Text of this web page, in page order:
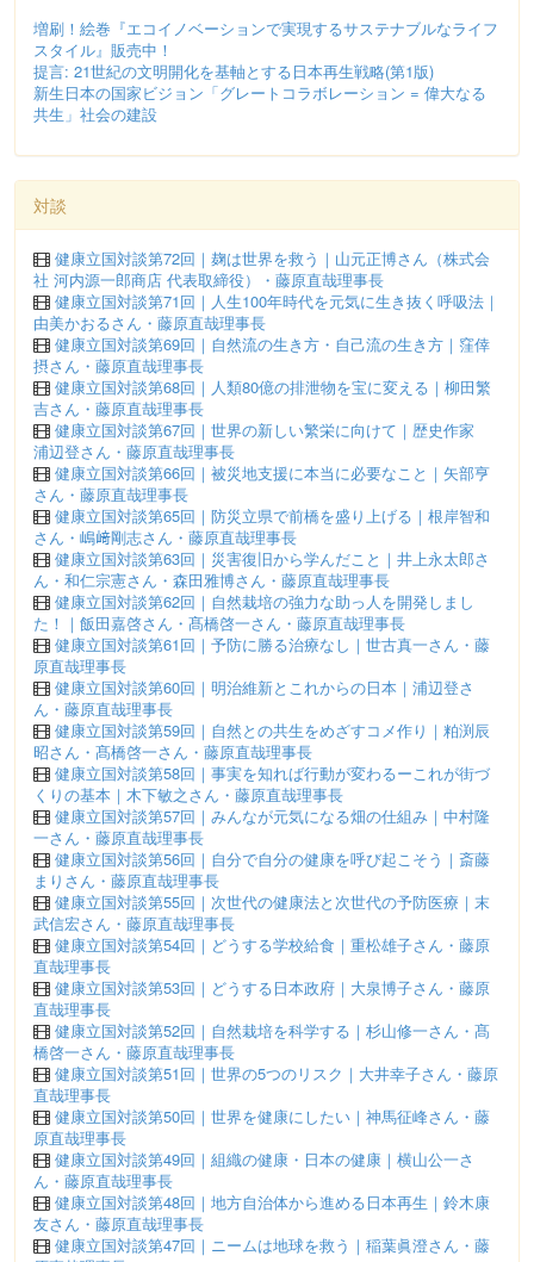
増刷！絵巻『エコイノベーションで実現するサステナブルなライフ
スタイル』販売中！
提言: 21世紀の文明開化を基軸とする日本再生戦略(第1版)
新生日本の国家ビジョン「グレートコラボレーション = 偉大なる
共生」社会の建設
対談
健康立国対談第72回｜麹は世界を救う｜山元正博さん（株式会
社 河内源一郎商店 代表取締役）・藤原直哉理事長
健康立国対談第71回｜人生100年時代を元気に生き抜く呼吸法｜
由美かおるさん・藤原直哉理事長
健康立国対談第69回｜自然流の生き方・自己流の生き方｜窪倖
摂さん・藤原直哉理事長
健康立国対談第68回｜人類80億の排泄物を宝に変える｜柳田繁
吉さん・藤原直哉理事長
健康立国対談第67回｜世界の新しい繁栄に向けて｜歴史作家
浦辺登さん・藤原直哉理事長
健康立国対談第66回｜被災地支援に本当に必要なこと｜矢部亨
さん・藤原直哉理事長
健康立国対談第65回｜防災立県で前橋を盛り上げる｜根岸智和
さん・嶋﨑剛志さん・藤原直哉理事長
健康立国対談第63回｜災害復旧から学んだこと｜井上永太郎さ
ん・和仁宗憲さん・森田雅博さん・藤原直哉理事長
健康立国対談第62回｜自然栽培の強力な助っ人を開発しまし
た！｜飯田嘉啓さん・髙橋啓一さん・藤原直哉理事長
健康立国対談第61回｜予防に勝る治療なし｜世古真一さん・藤
原直哉理事長
健康立国対談第60回｜明治維新とこれからの日本｜浦辺登さ
ん・藤原直哉理事長
健康立国対談第59回｜自然との共生をめざすコメ作り｜粕渕辰
昭さん・髙橋啓一さん・藤原直哉理事長
健康立国対談第58回｜事実を知れば行動が変わるーこれが街づ
くりの基本｜木下敏之さん・藤原直哉理事長
健康立国対談第57回｜みんなが元気になる畑の仕組み｜中村隆
一さん・藤原直哉理事長
健康立国対談第56回｜自分で自分の健康を呼び起こそう｜斎藤
まりさん・藤原直哉理事長
健康立国対談第55回｜次世代の健康法と次世代の予防医療｜末
武信宏さん・藤原直哉理事長
健康立国対談第54回｜どうする学校給食｜重松雄子さん・藤原
直哉理事長
健康立国対談第53回｜どうする日本政府｜大泉博子さん・藤原
直哉理事長
健康立国対談第52回｜自然栽培を科学する｜杉山修一さん・髙
橋啓一さん・藤原直哉理事長
健康立国対談第51回｜世界の5つのリスク｜大井幸子さん・藤原
直哉理事長
健康立国対談第50回｜世界を健康にしたい｜神馬征峰さん・藤
原直哉理事長
健康立国対談第49回｜組織の健康・日本の健康｜横山公一さ
ん・藤原直哉理事長
健康立国対談第48回｜地方自治体から進める日本再生｜鈴木康
友さん・藤原直哉理事長
健康立国対談第47回｜ニームは地球を救う｜稲葉眞澄さん・藤